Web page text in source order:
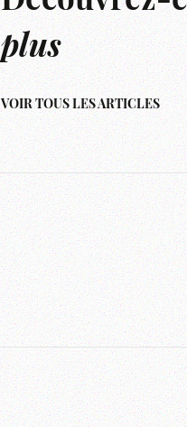
plus
VOIR TOUS LES ARTICLES